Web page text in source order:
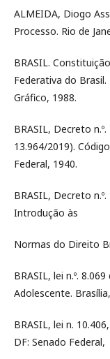
ALMEIDA, Diogo
Processo. Rio de
BRASIL.
Federativa do
Gráfico, 1988.
BRASIL, Decreto
13.964/2019).
Federal, 1940.
BRASIL, Decreto
Introdução às
Normas do Direito
BRASIL, lei n.º.
Adolescente.
BRASIL, lei n.
DF: Senado Federal,